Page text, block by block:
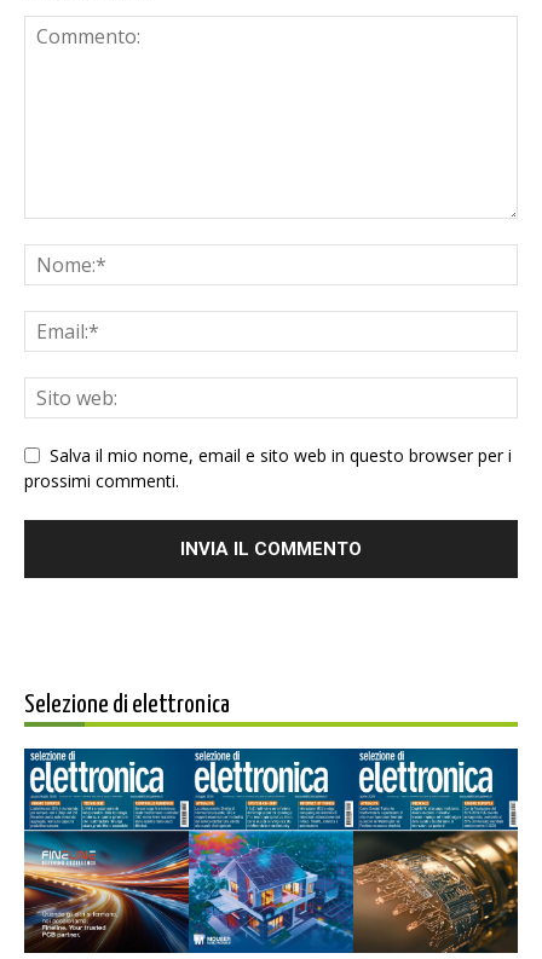
Salva il mio nome, email e sito web in questo browser per i
prossimi commenti.
Selezione di elettronica